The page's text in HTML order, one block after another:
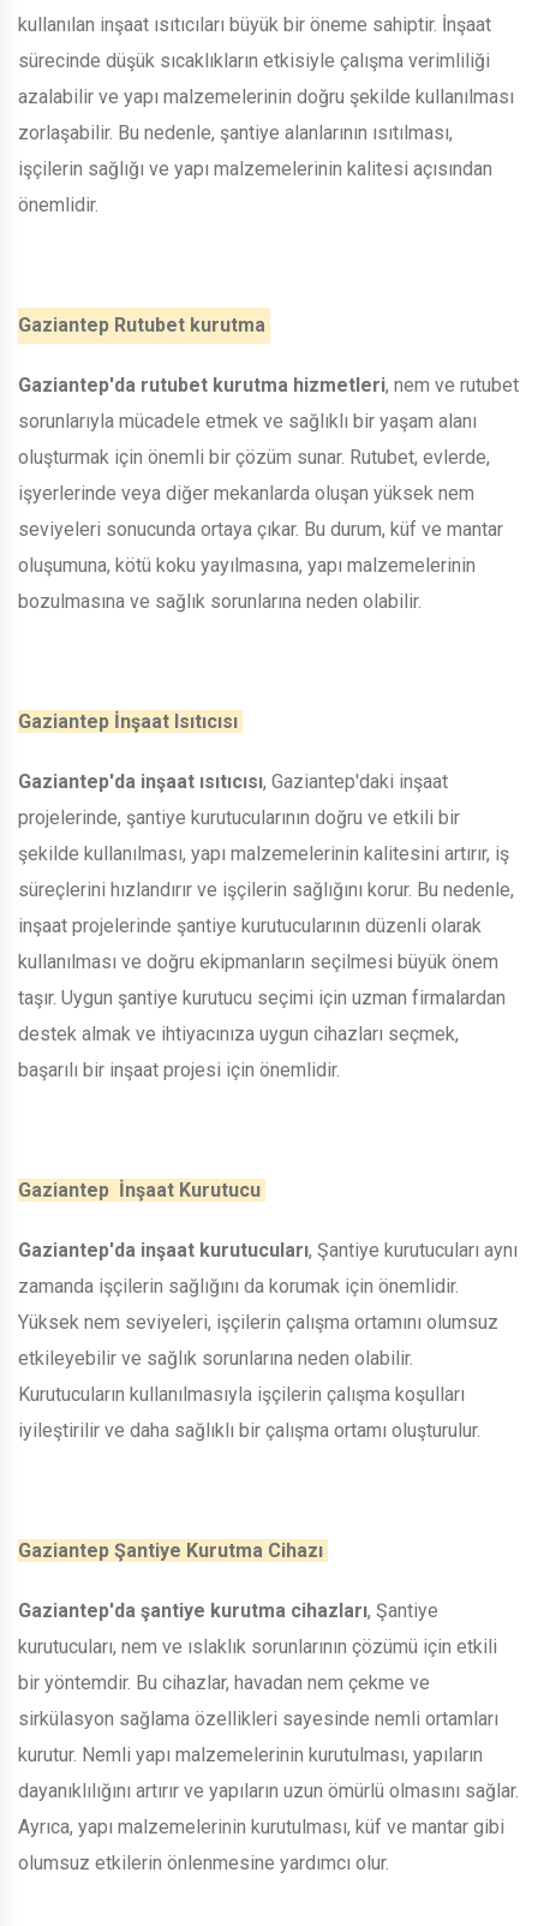
kullanılan inşaat ısıtıcıları büyük bir öneme sahiptir. İnşaat
sürecinde düşük sıcaklıkların etkisiyle çalışma verimliliği
azalabilir ve yapı malzemelerinin doğru şekilde kullanılması
zorlaşabilir. Bu nedenle, şantiye alanlarının ısıtılması,
işçilerin sağlığı ve yapı malzemelerinin kalitesi açısından
önemlidir.
Gaziantep Rutubet kurutma
Gaziantep'da rutubet kurutma hizmetleri, nem ve rutubet
sorunlarıyla mücadele etmek ve sağlıklı bir yaşam alanı
oluşturmak için önemli bir çözüm sunar. Rutubet, evlerde,
işyerlerinde veya diğer mekanlarda oluşan yüksek nem
seviyeleri sonucunda ortaya çıkar. Bu durum, küf ve mantar
oluşumuna, kötü koku yayılmasına, yapı malzemelerinin
bozulmasına ve sağlık sorunlarına neden olabilir.
Gaziantep İnşaat Isıtıcısı
Gaziantep'da inşaat ısıtıcısı, Gaziantep'daki inşaat
projelerinde, şantiye kurutucularının doğru ve etkili bir
şekilde kullanılması, yapı malzemelerinin kalitesini artırır, iş
süreçlerini hızlandırır ve işçilerin sağlığını korur. Bu nedenle,
inşaat projelerinde şantiye kurutucularının düzenli olarak
kullanılması ve doğru ekipmanların seçilmesi büyük önem
taşır. Uygun şantiye kurutucu seçimi için uzman firmalardan
destek almak ve ihtiyacınıza uygun cihazları seçmek,
başarılı bir inşaat projesi için önemlidir.
Gaziantep İnşaat Kurutucu
Gaziantep'da inşaat kurutucuları, Şantiye kurutucuları aynı
zamanda işçilerin sağlığını da korumak için önemlidir.
Yüksek nem seviyeleri, işçilerin çalışma ortamını olumsuz
etkileyebilir ve sağlık sorunlarına neden olabilir.
Kurutucuların kullanılmasıyla işçilerin çalışma koşulları
iyileştirilir ve daha sağlıklı bir çalışma ortamı oluşturulur.
Gaziantep Şantiye Kurutma Cihazı
Gaziantep'da şantiye kurutma cihazları, Şantiye
kurutucuları, nem ve ıslaklık sorunlarının çözümü için etkili
bir yöntemdir. Bu cihazlar, havadan nem çekme ve
sirkülasyon sağlama özellikleri sayesinde nemli ortamları
kurutur. Nemli yapı malzemelerinin kurutulması, yapıların
dayanıklılığını artırır ve yapıların uzun ömürlü olmasını sağlar.
Ayrıca, yapı malzemelerinin kurutulması, küf ve mantar gibi
olumsuz etkilerin önlenmesine yardımcı olur.